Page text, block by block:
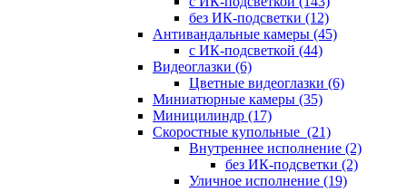
без ИК-подсветки (12)
Антивандальные камеры (45)
с ИК-подсветкой (44)
Видеоглазки (6)
Цветные видеоглазки (6)
Миниатюрные камеры (35)
Миницилиндр (17)
Скоростные купольные (21)
Внутреннее исполнение (2)
без ИК-подсветки (2)
Уличное исполнение (19)